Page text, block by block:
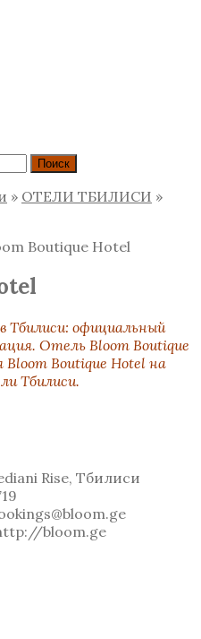
» ОТЕЛИ ТБИЛИСИ »
Boutique Hotel
в Тбилиси: официальный
Отель Bloom Boutique
Bloom Boutique Hotel на
Тбилиси.
Rise, Тбилиси
bloom.ge